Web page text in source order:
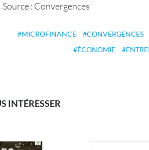
Source : Convergences
MICROFINANCE CONVERGENCES
ÉCONOMIE
INTÉRESSER